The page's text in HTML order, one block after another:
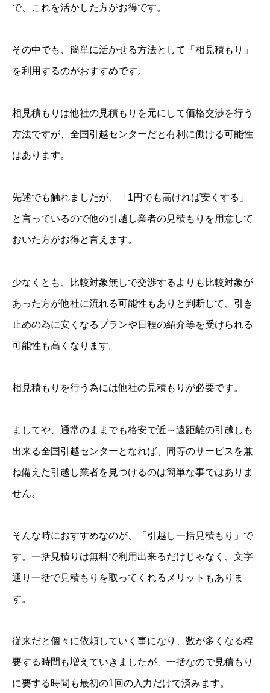
で、これを活かした方がお得です。
その中でも、簡単に活かせる方法として「相見積もり」
を利用するのがおすすめです。
相見積もりは他社の見積もりを元にして価格交渉を行う
方法ですが、全国引越センターだと有利に働ける可能性
はあります。
先述でも触れましたが、「1円でも高ければ安くする」
と言っているので他の引越し業者の見積もりを用意して
おいた方がお得と言えます。
少なくとも、比較対象無しで交渉するよりも比較対象が
あった方が他社に流れる可能性もありと判断して、引き
止めの為に安くなるプランや日程の紹介等を受けられる
可能性も高くなります。
相見積もりを行う為には他社の見積もりが必要です。
ましてや、通常のままでも格安で近～遠距離の引越しも
出来る全国引越センターとなれば、同等のサービスを兼
ね備えた引越し業者を見つけるのは簡単な事ではありま
せん。
そんな時におすすめなのが、「引越し一括見積もり」で
す。一括見積りは無料で利用出来るだけじゃなく、文字
通り一括で見積もりを取ってくれるメリットもありま
す。
従来だと個々に依頼していく事になり、数が多くなる程
要する時間も増えていきましたが、一括なので見積もり
に要する時間も最初の1回の入力だけで済みます。